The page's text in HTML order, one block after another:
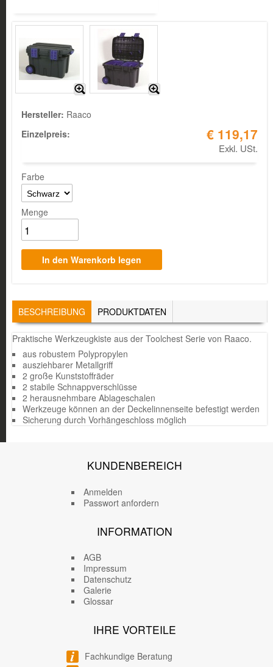
Hersteller: Raaco
Einzelpreis:
€ 119,17
Exkl. USt.
Farbe
Menge
TABS
BESCHREIBUNG (AKTIVER
REITER)
PRODUKTDATEN
Praktische Werkzeugkiste aus der Toolchest Serie von Raaco.
aus robustem Polypropylen
ausziehbarer Metallgriff
2 große Kunststoffräder
2 stabile Schnappverschlüsse
2 herausnehmbare Ablageschalen
Werkzeuge können an der Deckelinnenseite befestigt werden
Sicherung durch Vorhängeschloss möglich
KUNDENBEREICH
Anmelden
Passwort anfordern
INFORMATION
AGB
Impressum
Datenschutz
Galerie
Glossar
IHRE VORTEILE
Fachkundige Beratung